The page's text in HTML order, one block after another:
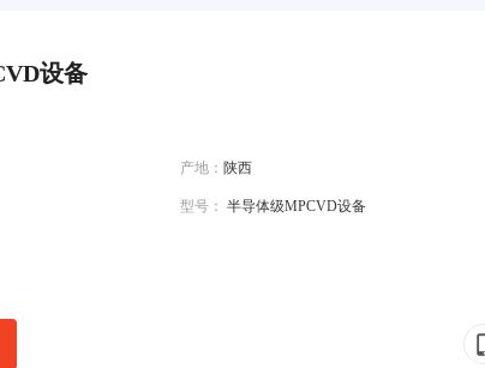
设备
产地： 陕西
型号： 半导体级MPCVD设备